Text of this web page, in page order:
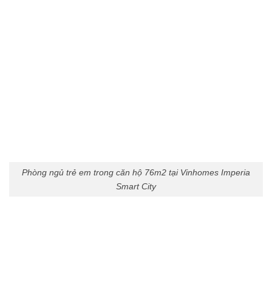
Phòng ngủ trẻ em trong căn hộ 76m2 tại Vinhomes Imperia
Smart City